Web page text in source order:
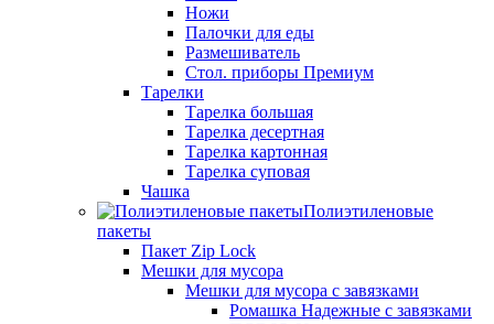
Ножи
Палочки для еды
Размешиватель
Стол. приборы Премиум
Тарелки
Тарелка большая
Тарелка десертная
Тарелка картонная
Тарелка суповая
Чашка
Полиэтиленовые
пакеты
Пакет Zip Lock
Мешки для мусора
Мешки для мусора с завязками
Ромашка Надежные с завязками